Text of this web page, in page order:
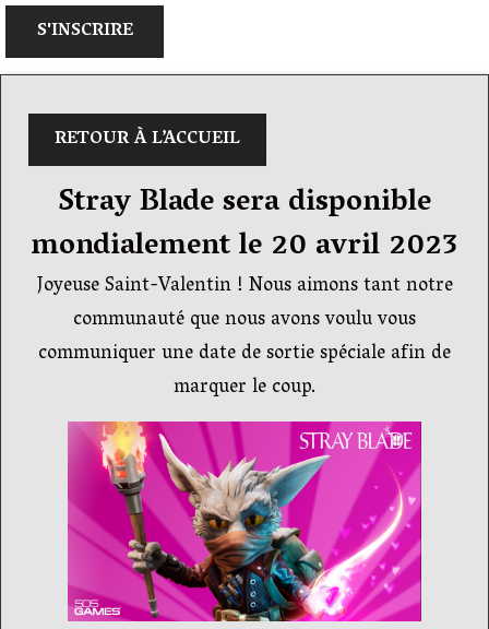
S'INSCRIRE
RETOUR À L’ACCUEIL
Stray Blade sera disponible
mondialement le 20 avril 2023
Joyeuse Saint-Valentin ! Nous aimons tant notre
communauté que nous avons voulu vous
communiquer une date de sortie spéciale afin de
marquer le coup.